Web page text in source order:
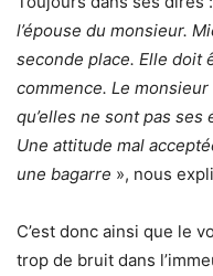
l’épouse du monsieur.
seconde place. Elle doit
commence. Le
qu’elles ne sont pas
Une attitude mal
une bagarre », nous
C’est donc ainsi que le
trop de bruit dans